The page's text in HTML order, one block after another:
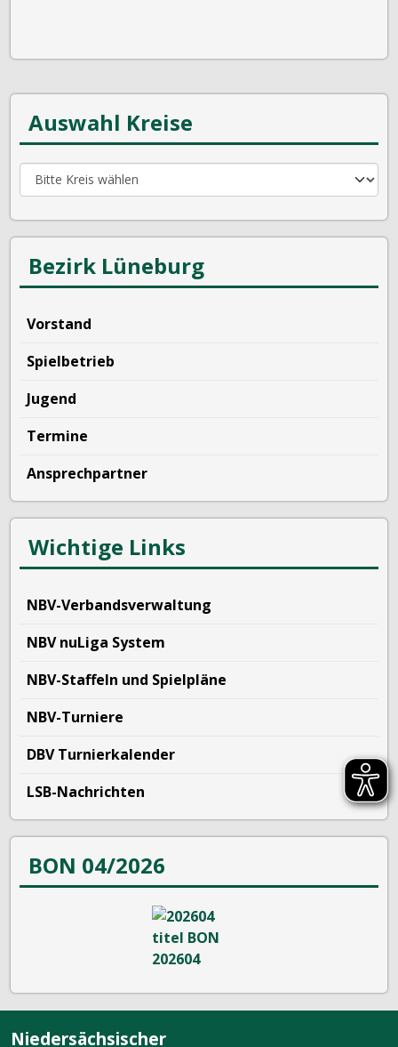
Auswahl Kreise
Bezirk Lüneburg
Vorstand
Spielbetrieb
Jugend
Termine
Ansprechpartner
Wichtige Links
NBV-Verbandsverwaltung
NBV nuLiga System
NBV-Staffeln und Spielpläne
NBV-Turniere
DBV Turnierkalender
LSB-Nachrichten
BON 04/2026
Niedersächsischer